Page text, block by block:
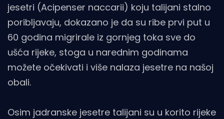
jesetri (Acipenser naccarii) koju talijani stalno
poribljavaju, dokazano je da su ribe prvi put u
60 godina migrirale iz gornjeg toka sve do
ušća rijeke, stoga u narednim godinama
možete očekivati i više nalaza jesetre na našoj
obali.
Osim jadranske jesetre talijani su u korito rijeke